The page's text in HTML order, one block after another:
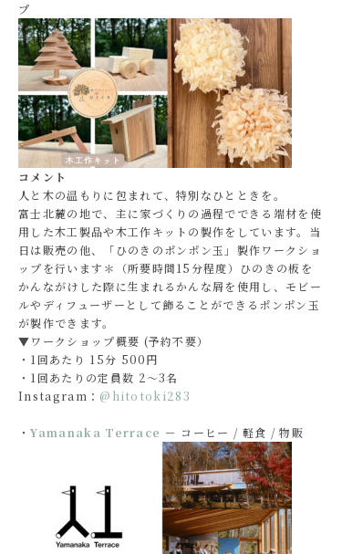
プ
コメント
人と木の温もりに包まれて、特別なひとときを。
富士北麓の地で、主に家づくりの過程でできる端材を使
用した木工製品や木工作キットの製作をしています。当
日は販売の他、「ひのきのポンポン玉」製作ワークショ
ップを行います＊（所要時間15分程度）ひのきの板を
かんながけした際に生まれるかんな屑を使用し、モビー
ルやディフューザーとして飾ることができるポンポン玉
が製作できます。
▼ワークショップ概要 (予約不要）
・1回あたり 15分 500円
・1回あたりの定員数 2～3名
Instagram： @hitotoki283
・Yamanaka Terrace － コーヒー / 軽食 / 物販